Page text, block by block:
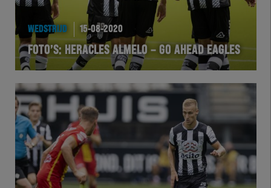
WEDSTRIJD 15-08-2020
FOTO’S: HERACLES ALMELO – GO AHEAD EAGLES